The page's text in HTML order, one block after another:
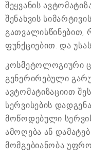
შეყვანის
შენახვის
ფუნქციებით. და
კოსმეტოლოგიური
გენერირებული
ავტომატიზაციით
სერვისების
მოწოდებული
ამოღება ან
მომგებიანობა